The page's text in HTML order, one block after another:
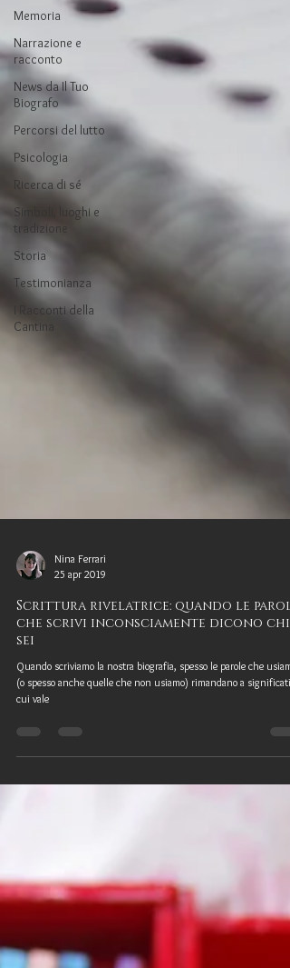
Memoria
Narrazione e
racconto
News da Il Tuo
Biografo
Percorsi del lutto
Psicologia
Ricerca di sé
Simboli, luoghi e
tradizione
Storia
Testimonianza
I Racconti della
Cantina
25 apr 2019
Scrittura rivelatrice: quando le
che scrivi inconsciamente dicono chi
sei
Quando scriviamo la nostra biografia, spesso le parole che usiamo
cui vale